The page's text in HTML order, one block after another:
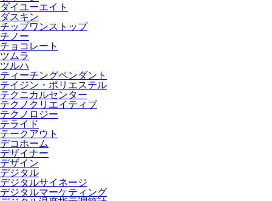
ダイユーエイト
ダスキン
チップワンストップ
チノー
チョコレート
ツムラ
ツルハ
ティーチングペンダント
テイジン・ポリエステル
テクニカルセンター
テクノクリエイティブ
テクノロジー
テライド
テークアウト
デコホーム
デザイナー
デザイン
デジタル
デジタルサイネージ
デジタルマーケティング